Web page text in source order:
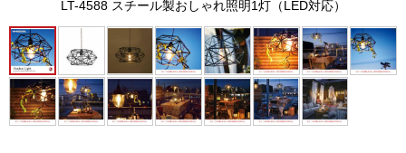
LT-4588 スチール製おしゃれ照明1灯（LED対応）